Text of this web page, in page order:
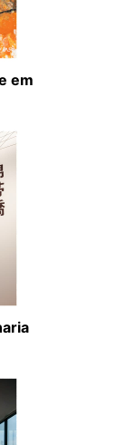
em